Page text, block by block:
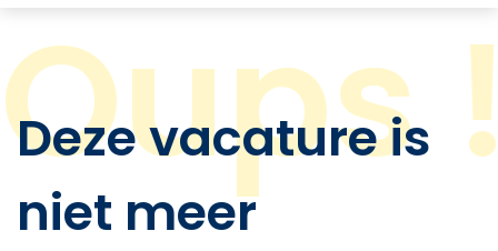
Deze vacature is
niet meer